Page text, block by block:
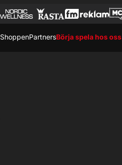
ShoppenPartnersBörja spela hos oss